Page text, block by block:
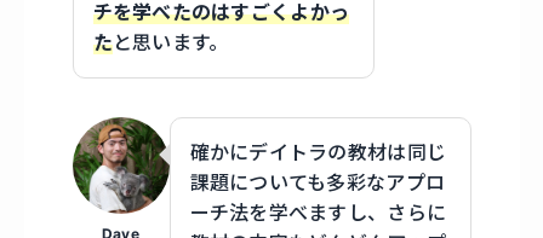
チを学べたのはすごくよかっ
たと思います。
Dave
確かにデイトラの教材は同じ
課題についても多彩なアプロ
ーチ法を学べますし、さらに